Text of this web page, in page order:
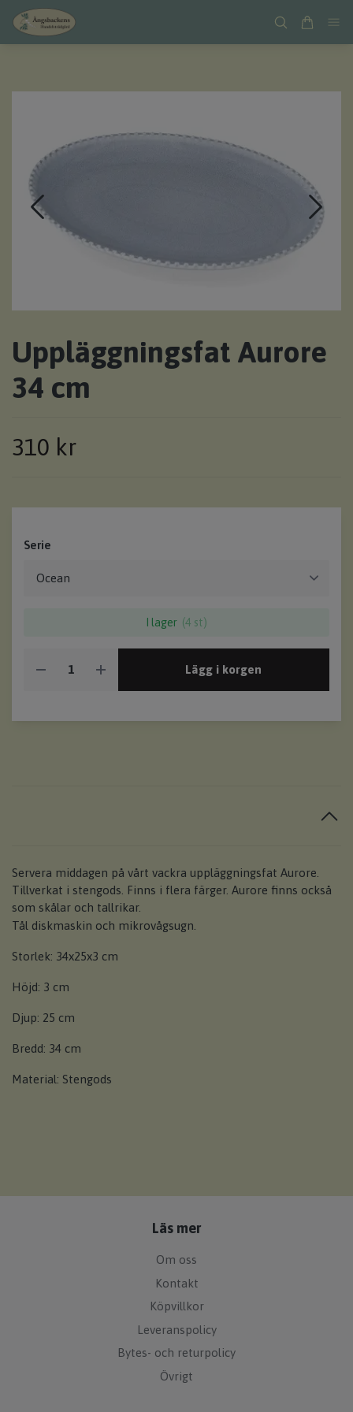
Uppläggningsfat Aurore
34 cm
310 kr
Serie
I lager (4 st)
Lägg i korgen
Servera middagen på vårt vackra uppläggningsfat Aurore.
Tillverkat i stengods. Finns i flera färger. Aurore finns också
som skålar och tallrikar.
Tål diskmaskin och mikrovågsugn.
Storlek: 34x25x3 cm
Höjd: 3 cm
Djup: 25 cm
Bredd: 34 cm
Material: Stengods
Läs mer
Om oss
Kontakt
Köpvillkor
Leveranspolicy
Bytes- och returpolicy
Övrigt